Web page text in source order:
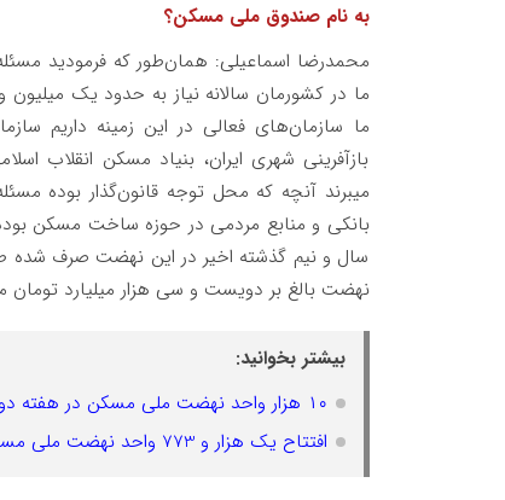
به نام صندوق ملی مسکن؟
محمدرضا اسماعیلی: همان‌طور که فرمودید
ما در کشورمان سالانه نیاز به حدود یک
ما سازمان‌های فعالی در این زمینه داریم
بازآفرینی شهری ایران، بنیاد مسکن انقلاب
میبرند آنچه که محل توجه قانون‌گذار بوده
بانکی و منابع مردمی در حوزه ساخت مسکن
سال و نیم گذشته اخیر در این نهضت صرف شده
نهضت بالغ بر دویست و سی هزار میلیارد
بیشتر بخوانید:
۱۰ هزار واحد نهضت ملی مسکن در هفته دولت به بهره برداری می رسد
افتتاح یک هزار و 773 واحد نهضت ملی مسکن در چهارمحال و بختیاری